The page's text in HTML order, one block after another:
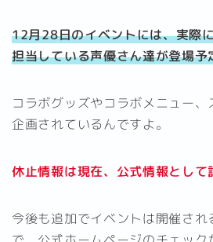
12月28日のイベントには、実際
担当している声優さん達が登場予
コラボグッズやコラボメニュー
企画されているんですよ。
休止情報は現在、公式情報として
今後も追加でイベントは開催さ